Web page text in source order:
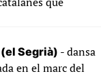
Segrià) - dansa
en el marc del